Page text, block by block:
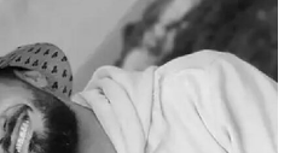
doći
glave:
Osumnjičeni
za